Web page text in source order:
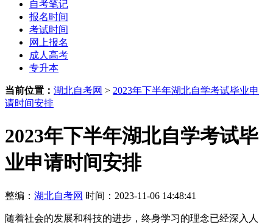
自考笔记
报名时间
考试时间
网上报名
成人高考
专升本
当前位置： 湖北自考网 > 2023年下半年湖北自学考试毕业申
请时间安排
2023年下半年湖北自学考试毕
业申请时间安排
整编： 湖北自考网 时间：2023-11-06 14:48:41
随着社会的发展和科技的进步，终身学习的理念已经深入人